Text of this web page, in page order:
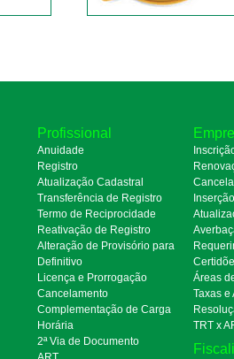
Profissional
Anuidade
Registro
Atualização Cadastral
Transferência de Registro
Termo de Reciprocidade
Reativação de Registro
Alteração de Provisório para
Definitivo
Licença e Prorrogação
Cancelamento
Complementação de Carga
Horária
2ª Via de Documento
Áreas
Taxas e
TRT x